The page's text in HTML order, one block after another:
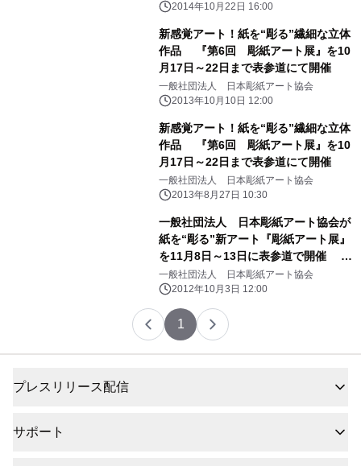
2014年10月22日 16:00
新感覚アート！紙を“彫る”繊細な立体
作品 『第6回 彫紙アート展』を10
月17日～22日まで表参道にて開催
一般社団法人 日本彫紙アート協会
2013年10月10日 12:00
新感覚アート！紙を“彫る”繊細な立体
作品 『第6回 彫紙アート展』を10
月17日～22日まで表参道にて開催
一般社団法人 日本彫紙アート協会
2013年8月27日 10:30
一般社団法人 日本彫紙アート協会が
紙を“彫る”新アート『彫紙アート展』
を11月8日～13日に表参道で開催 ～
90％が女性アーティスト～
一般社団法人 日本彫紙アート協会
2012年10月3日 12:00
1
プレスリリース配信
サポート